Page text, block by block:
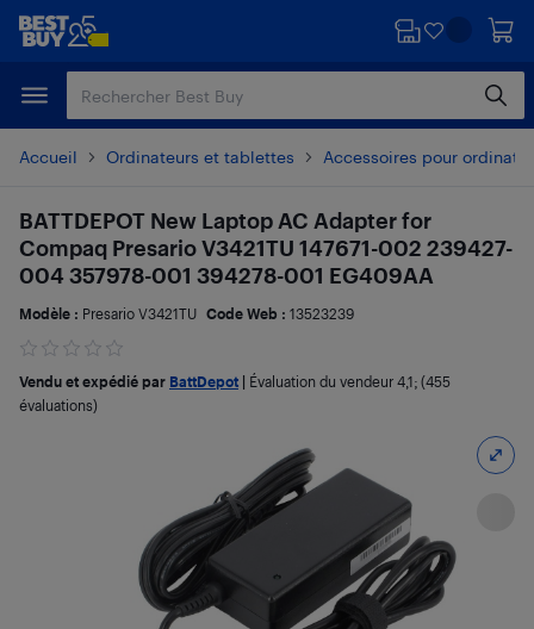
Passer
principal
Passer
Accueil Ordinateurs et tablettes Accessoires pour
BATTDEPOT New Laptop AC Adapter for
Compaq Presario V3421TU 147671-002 239427-
004 357978-001 394278-001 EG409AA
Modèle : Presario V3421TU Code Web : 13523239
Vendu et expédié par BattDepot Évaluation du vendeur 4,1; (455
évaluations)